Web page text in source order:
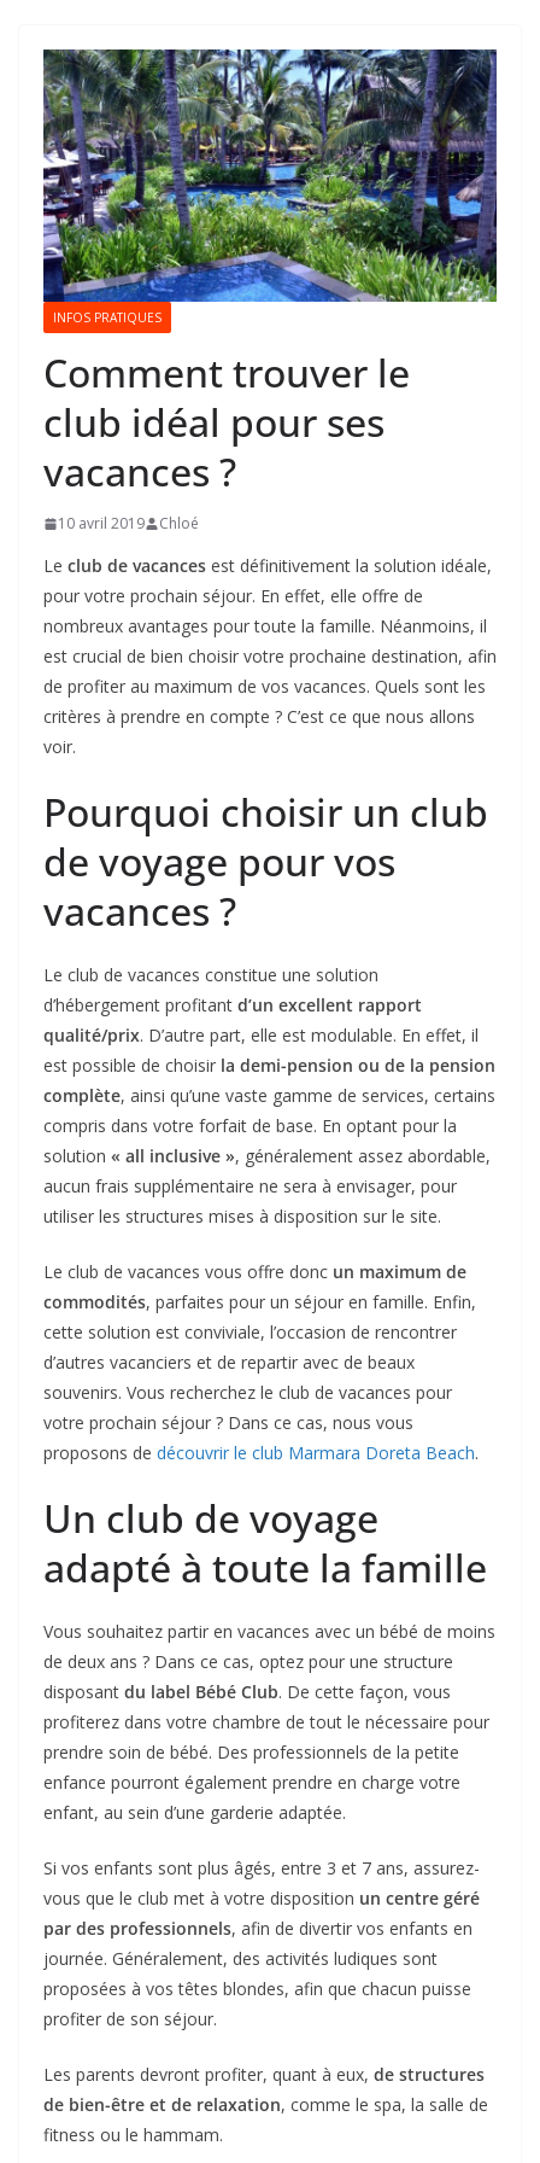
INFOS PRATIQUES
Comment trouver le
club idéal pour ses
vacances ?
10 avril 2019 Chloé
Le club de vacances est définitivement la solution idéale,
pour votre prochain séjour. En effet, elle offre de
nombreux avantages pour toute la famille. Néanmoins, il
est crucial de bien choisir votre prochaine destination, afin
de profiter au maximum de vos vacances. Quels sont les
critères à prendre en compte ? C’est ce que nous allons
voir.
Pourquoi choisir un club
de voyage pour vos
vacances ?
Le club de vacances constitue une solution
d’hébergement profitant d’un excellent rapport
qualité/prix. D’autre part, elle est modulable. En effet, il
est possible de choisir la demi-pension ou de la pension
complète, ainsi qu’une vaste gamme de services, certains
compris dans votre forfait de base. En optant pour la
solution « all inclusive », généralement assez abordable,
aucun frais supplémentaire ne sera à envisager, pour
utiliser les structures mises à disposition sur le site.
Le club de vacances vous offre donc un maximum de
commodités, parfaites pour un séjour en famille. Enfin,
cette solution est conviviale, l’occasion de rencontrer
d’autres vacanciers et de repartir avec de beaux
souvenirs. Vous recherchez le club de vacances pour
votre prochain séjour ? Dans ce cas, nous vous
proposons de découvrir le club Marmara Doreta Beach.
Un club de voyage
adapté à toute la famille
Vous souhaitez partir en vacances avec un bébé de moins
de deux ans ? Dans ce cas, optez pour une structure
disposant du label Bébé Club. De cette façon, vous
profiterez dans votre chambre de tout le nécessaire pour
prendre soin de bébé. Des professionnels de la petite
enfance pourront également prendre en charge votre
enfant, au sein d’une garderie adaptée.
Si vos enfants sont plus âgés, entre 3 et 7 ans, assurez-
vous que le club met à votre disposition un centre géré
par des professionnels, afin de divertir vos enfants en
journée. Généralement, des activités ludiques sont
proposées à vos têtes blondes, afin que chacun puisse
profiter de son séjour.
Les parents devront profiter, quant à eux, de structures
de bien-être et de relaxation, comme le spa, la salle de
fitness ou le hammam.